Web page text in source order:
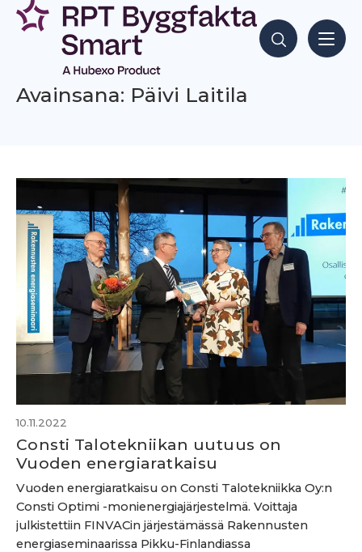
Siirry
sisältöön
Hae sisältöjä
Avainsana: Päivi Laitila
10.11.2022
Consti Talotekniikan uutuus on
Vuoden energiaratkaisu
Vuoden energiaratkaisu on Consti Talotekniikka Oy:n
Consti Optimi -monienergiajärjestelmä. Voittaja
julkistettiin FINVACin järjestämässä Rakennusten
energiaseminaarissa Pikku-Finlandiassa